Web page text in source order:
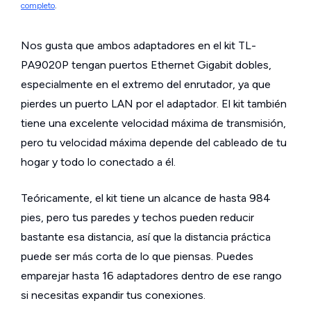
completo.
Nos gusta que ambos adaptadores en el kit TL-
PA9020P tengan puertos Ethernet Gigabit dobles,
especialmente en el extremo del enrutador, ya que
pierdes un puerto LAN por el adaptador. El kit también
tiene una excelente velocidad máxima de transmisión,
pero tu velocidad máxima depende del cableado de tu
hogar y todo lo conectado a él.
Teóricamente, el kit tiene un alcance de hasta 984
pies, pero tus paredes y techos pueden reducir
bastante esa distancia, así que la distancia práctica
puede ser más corta de lo que piensas. Puedes
emparejar hasta 16 adaptadores dentro de ese rango
si necesitas expandir tus conexiones.